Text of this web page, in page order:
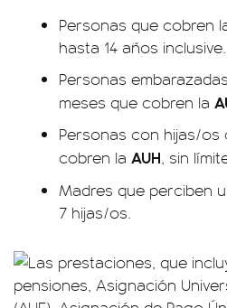
Personas que cobren
hasta 14 años inclusive.
Personas
meses que cobren la
Personas con hijas/
cobren la AUH, sin
Madres que perciben
7 hijas/os.